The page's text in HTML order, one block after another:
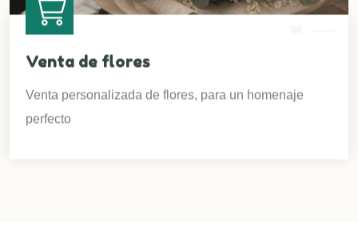
Venta de flores
Venta personalizada de flores, para un homenaje
perfecto